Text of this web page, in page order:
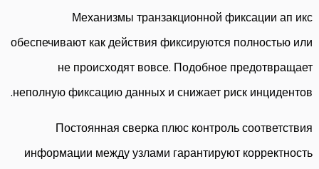
Механизмы транзакционной фиксации ап икс
обеспечивают как действия фиксируются полностью или
не происходят вовсе. Подобное предотвращает
неполную фиксацию данных и снижает риск инцидентов.
Постоянная сверка плюс контроль соответствия
информации между узлами гарантируют корректность